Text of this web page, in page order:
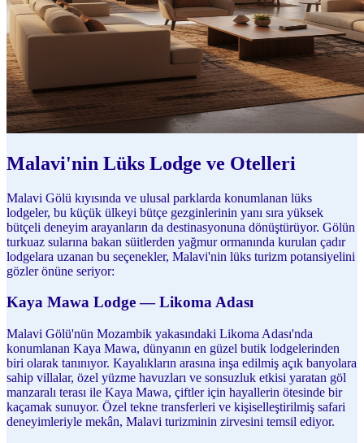
Malavi'nin Lüks Lodge ve Otelleri
Malavi Gölü kıyısında ve ulusal parklarda konumlanan lüks
lodgeler, bu küçük ülkeyi bütçe gezginlerinin yanı sıra yüksek
bütçeli deneyim arayanların da destinasyonuna dönüştürüyor. Gölün
turkuaz sularına bakan süitlerden yağmur ormanında kurulan çadır
lodgelara uzanan bu seçenekler, Malavi'nin lüks turizm potansiyelini
gözler önüne seriyor:
Kaya Mawa Lodge — Likoma Adası
Malavi Gölü'nün Mozambik yakasındaki Likoma Adası'nda
konumlanan Kaya Mawa, dünyanın en güzel butik lodgelerinden
biri olarak tanınıyor. Kayalıkların arasına inşa edilmiş açık banyolara
sahip villalar, özel yüzme havuzları ve sonsuzluk etkisi yaratan göl
manzaralı terası ile Kaya Mawa, çiftler için hayallerin ötesinde bir
kaçamak sunuyor. Özel tekne transferleri ve kişiselleştirilmiş safari
deneyimleriyle mekân, Malavi turizminin zirvesini temsil ediyor.